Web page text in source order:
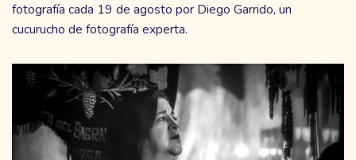
fotografía cada 19 de agosto por Diego Garrido, un
cucurucho de fotografía experta.